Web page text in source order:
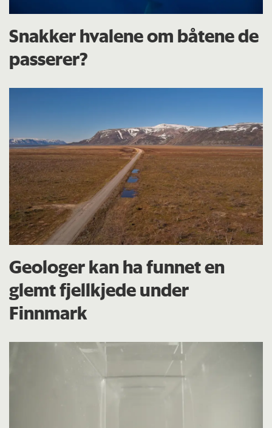
Snakker hvalene om båtene de
passerer?
Geologer kan ha funnet en
glemt fjellkjede under
Finnmark